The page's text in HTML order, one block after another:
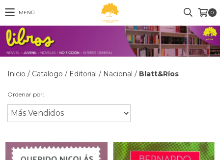
MENÚ 0
Inicio / Catalogo / Editorial / Nacional / Blatt&Ríos
Ordenar por: